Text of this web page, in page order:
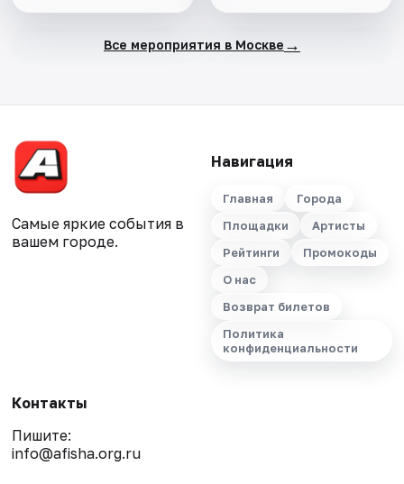
Все мероприятия в Москве →
Самые яркие события в
вашем городе.
Навигация
Главная
Города
Площадки
Артисты
Рейтинги
Промокоды
О нас
Возврат билетов
Политика
конфиденциальности
Контакты
Пишите:
info@afisha.org.ru